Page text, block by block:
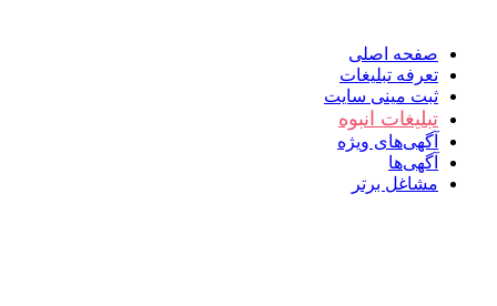
صفحه اصلی
تعرفه تبلیغات
ثبت مینی سایت
تبلیغات انبوه
آگهی‌های ویژه
آگهی‌ها
مشاغل برتر